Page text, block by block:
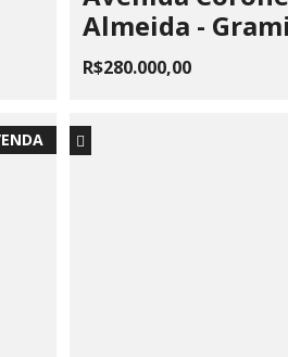
Almeida -
R$280.000,00